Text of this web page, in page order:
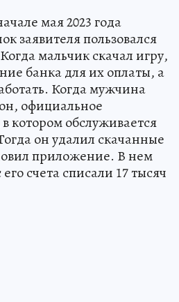
мая 2023 года
заявителя пользовался
мальчик скачал игру,
банка для их оплаты, а
Когда мужчина
официальное
котором обслуживается
он удалил скачанные
приложение. В нем
счета списали 17 тысяч